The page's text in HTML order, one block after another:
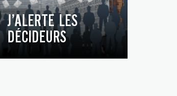
J’ALERTE LES
DÉCIDEURS